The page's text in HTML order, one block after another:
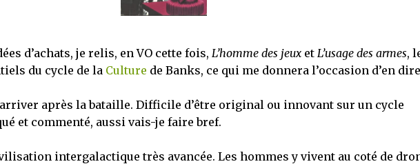
d’achats, je relis, en VO cette fois, L’homme des jeuxet L’usage des armes,
du cycle de la Culture de Banks, ce qui me donnera l’occasion d’en dire
après la bataille. Difficile d’être original ou innovant sur un cycle
et commenté, aussi vais-je faire bref.
intergalactique très avancée. Les hommes y vivent au coté de